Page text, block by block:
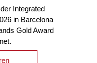
Integrated
in Barcelona
Gold Award